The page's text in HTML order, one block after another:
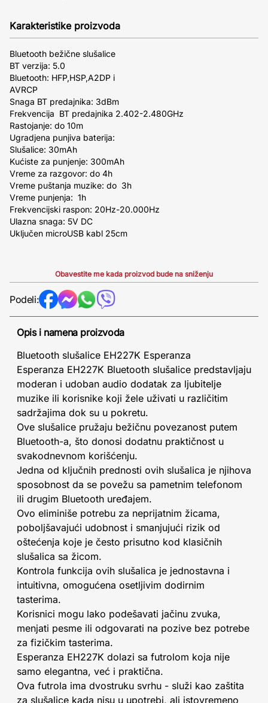
Karakteristike proizvoda
Bluetooth bežične slušalice
BT verzija: 5.0
Bluetooth: HFP,HSP,A2DP i
AVRCP
Snaga BT predajnika: 3dBm
Frekvencija BT predajnika 2.402-2.480GHz
Rastojanje: do 10m
Ugradjena punjiva baterija:
Slušalice: 30mAh
Kućiste za punjenje: 300mAh
Vreme za razgovor: do 4h
Vreme puštanja muzike: do 3h
Vreme punjenja: 1h
Frekvencijski raspon: 20Hz-20.000Hz
Ulazna snaga: 5V DC
Uključen microUSB kabl 25cm
Obavestite me kada proizvod bude na sniženju
Podeli:
Opis i namena proizvoda
Bluetooth slušalice EH227K Esperanza
Esperanza EH227K Bluetooth slušalice predstavljaju
moderan i udoban audio dodatak za ljubitelje
muzike ili korisnike koji žele uživati u različitim
sadržajima dok su u pokretu.
Ove slušalice pružaju bežičnu povezanost putem
Bluetooth-a, što donosi dodatnu praktičnost u
svakodnevnom korišćenju.
Jedna od ključnih prednosti ovih slušalica je njihova
sposobnost da se povežu sa pametnim telefonom
ili drugim Bluetooth uređajem.
Ovo eliminiše potrebu za neprijatnim žicama,
poboljšavajući udobnost i smanjujući rizik od
oštećenja koje je često prisutno kod klasičnih
slušalica sa žicom.
Kontrola funkcija ovih slušalica je jednostavna i
intuitivna, omogućena osetljivim dodirnim
tasterima.
Korisnici mogu lako podešavati jačinu zvuka,
menjati pesme ili odgovarati na pozive bez potrebe
za fizičkim tasterima.
Esperanza EH227K dolazi sa futrolom koja nije
samo elegantna, već i praktična.
Ova futrola ima dvostruku svrhu - služi kao zaštita
za slušalice kada nisu u upotrebi, ali istovremeno